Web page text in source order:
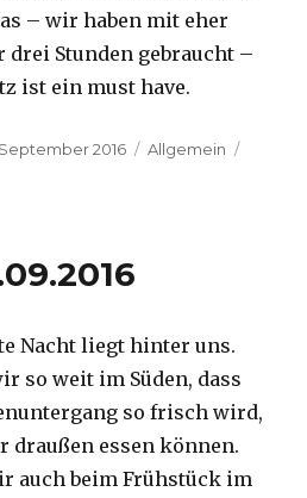
– wir haben mit eher
drei Stunden gebraucht –
ist ein must have.
September 2016 Kategorien
Allgemein
Nacht liegt hinter uns.
so weit im Süden, dass
so frisch wird,
draußen essen können.
auch beim Frühstück im